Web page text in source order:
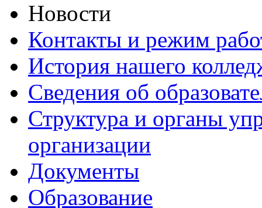
Новости
Контакты и режим
История нашего
Сведения об
Структура и органы
организации
Документы
Образование